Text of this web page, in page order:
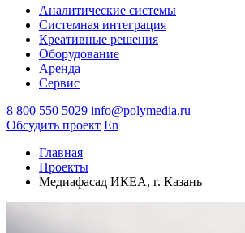
Аналитические системы
Системная интеграция
Креативные решения
Оборудование
Аренда
Сервис
8 800 550 5029 info@polymedia.ru
Обсудить проект En
Главная
Проекты
Медиафасад ИКЕА, г. Казань